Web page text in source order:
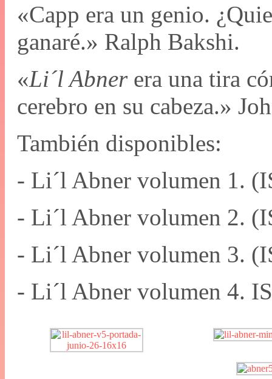
«Capp era un genio.
ganaré.» Ralph Bakshi.
«Li´l Abner era una tira
cerebro en su cabeza.»
También disponibles:
- Li´l Abner volumen 1.
- Li´l Abner volumen 2.
- Li´l Abner volumen 3.
- Li´l Abner volumen 4.